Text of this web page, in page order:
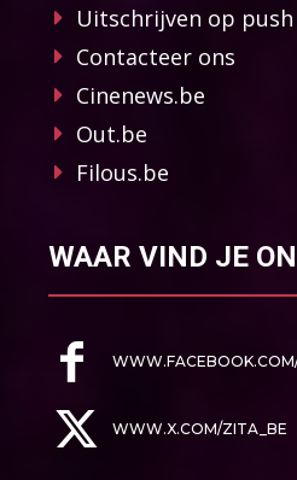
Uitschrijven op
Contacteer ons
Cinenews.be
Out.be
Filous.be
WAAR VIND JE
WWW.X.COM/ZITA_BE